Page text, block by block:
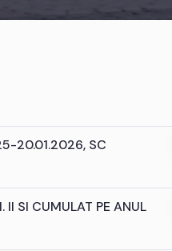
20.01.2026, SC
II SI CUMULAT PE ANUL